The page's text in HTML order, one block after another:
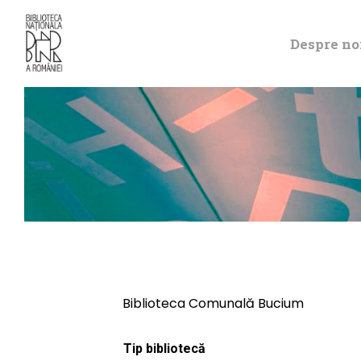
Despre
Biblioteca Comunală Bucium
Tip bibliotecă